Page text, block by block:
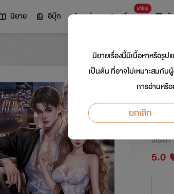
นิยาย อีบุ๊ก การ์ตูน
มาใหม่
ดรีมแชท ธั
อั
นักเขี
อีโรติก
5.0
นิยายเรื่องนี้มีเนื้อหาหรือรู
เป็นต้น ที่อาจไม่เหมาะสมกั
การอ่านหรื
ยกเลิก